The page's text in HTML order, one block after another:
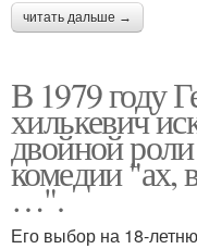
читать дальше →
В 1979 году
хилькевич
двойной
комедии "ах,
…".
Его выбор на 18-